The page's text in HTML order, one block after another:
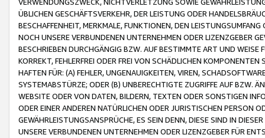
ÜBLICHEN GESCHÄFTSVERKEHR, DER LEISTUNG ODER
BESCHAFFENHEIT, MERKMALE, FUNKTIONEN, DEN
NOCH UNSERE VERBUNDENEN UNTERNEHMEN ODER LIZENZGEBER
BESCHRIEBEN DURCHGÄNGIG BZW. AUF BESTIMMTE ART UND
KORREKT, FEHLERFREI ODER FREI VON SCHÄDLICHEN
HAFTEN FÜR: (A) FEHLER, UNGENAUIGKEITEN, VIREN,
SYSTEMABSTÜRZE; ODER (B) UNBERECHTIGTE ZUGRIFFE AUF BZW.
WEBSITE ODER VON DATEN, BILDERN, TEXTEN ODER SONSTIGEN
ODER EINER ANDEREN NATÜRLICHEN ODER JURISTISCHEN PERSON
GEWÄHRLEISTUNGSANSPRÜCHE, ES SEIN DENN, DIESE SIND IN
UNSERE VERBUNDENEN UNTERNEHMEN ODER LIZENZGEBER FÜR